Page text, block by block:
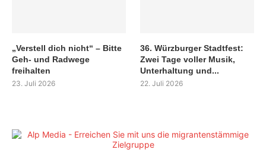
„Verstell dich nicht“ – Bitte
Geh- und Radwege
freihalten
23. Juli 2026
36. Würzburger Stadtfest:
Zwei Tage voller Musik,
Unterhaltung und...
22. Juli 2026